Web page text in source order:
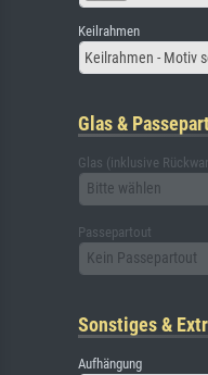
Keilrahmen
Keilrahmen - Motiv
Glas &
Glas (inklusive
Bitte wählen
Passepartout
Kein Passepartout
Sonstiges &
Aufhängung